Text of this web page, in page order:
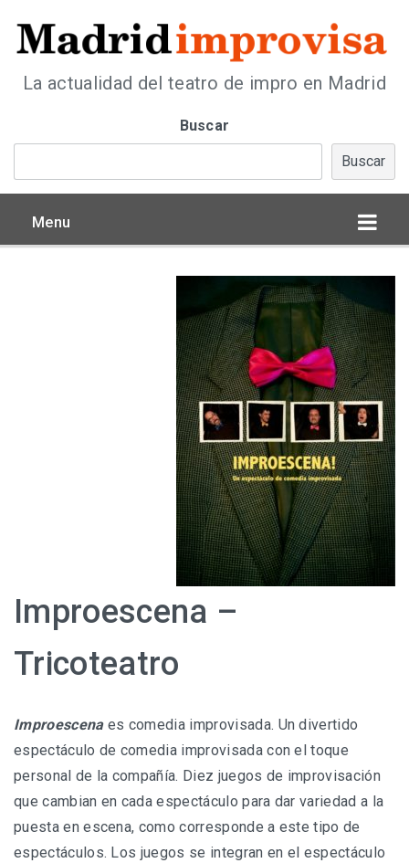
La actualidad del teatro de impro en Madrid
Buscar
Buscar
Menu
Improescena –
Tricoteatro
Improescenaes comedia improvisada. Un divertido
espectáculo de comedia improvisada con el toque
personal de la compañía. Diez juegos de improvisación
que cambian en cada espectáculo para dar variedad a la
puesta en escena, como corresponde a este tipo de
espectáculos. Los juegos se integran en el espectáculo